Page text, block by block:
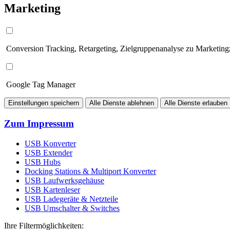
Marketing
Conversion Tracking, Retargeting, Zielgruppenanalyse zu
Google Tag Manager
Einstellungen speichern Alle Dienste ablehnen Alle Dienste erlauben
Zum Impressum
USB Konverter
USB Extender
USB Hubs
Docking Stations & Multiport Konverter
USB Laufwerksgehäuse
USB Kartenleser
USB Ladegeräte & Netzteile
USB Umschalter & Switches
Ihre Filtermöglichkeiten: